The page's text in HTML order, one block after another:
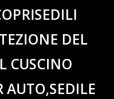
DEL
CUSCINO
AUTO,SEDILE